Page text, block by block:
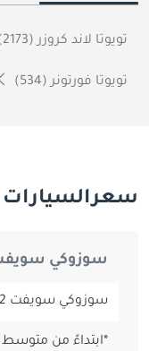
تويوتا لاند كروزر (2173)
تويوتا فورتونر (534)
سوزوكي
سوزوكي سويفت 2022
*ابتداءً من